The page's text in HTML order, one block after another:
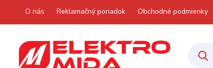
O nás Reklamačný poriadok Obchodné podmienky